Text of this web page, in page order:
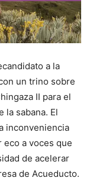
a la
un trino sobre
II para el
la sabana. El
inconveniencia
a voces que
de acelerar
de Acueducto.